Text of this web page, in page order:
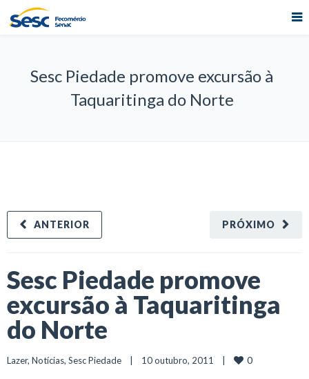
Sesc Piedade promove excursão à
Taquaritinga do Norte
PRÓXIMO
ANTERIOR
Sesc Piedade promove
excursão à Taquaritinga
do Norte
Lazer, Notícias, Sesc Piedade
    |    10 outubro, 2011    |
0